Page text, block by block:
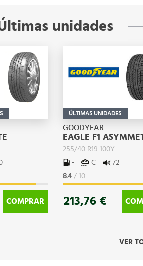
unidades
COMPRAR
ÚLTIMAS UNIDADES
GOODYEAR
EAGLE F1
255/40 R19 100Y
-
C
72
8.4/ 10
213,76 €
VER